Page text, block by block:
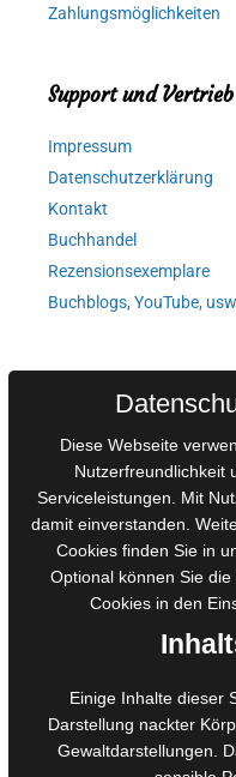
Zahlungsmöglichkeiten
Support und Vertrieb
Impressum
Datenschutzerklärung
Kontakt
Buchhandel
Rezensionsexemplare
Buchblogs, YouTube,
AGB für Medienprojekte
Online-Artikel
Manuskripte einreichen
Ausschreibungen
Belegexemplare
Eigenbedarfsexemplare
Foto- und
Fotorestauration
Diese Webseite
Nutzerfreundlichkeit
Serviceleistungen. Mit
damit einverstanden.
Cookies finden Sie in
Optional können Sie
Cookies in den
Einige Inhalte dieser
Darstellung nackter
Gewaltdarstellungen.